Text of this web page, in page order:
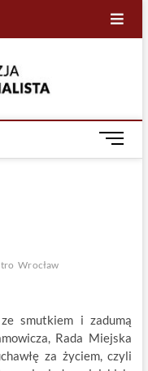
M
e
Wrocław
smutkiem i zadumą
Rada Miejska
za życiem, czyli